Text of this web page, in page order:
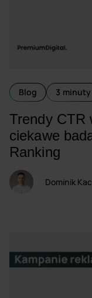
Blog 3 minuty
Trendy CTR
ciekawe
Ranking
Dominik